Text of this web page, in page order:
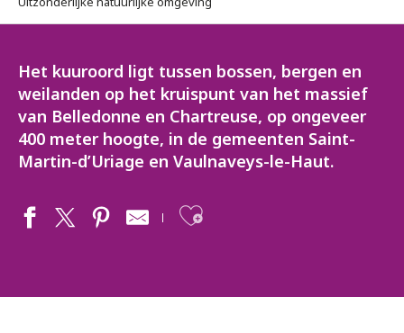
Het kuuroord ligt tussen bossen, bergen en
weilanden op het kruispunt van het massief
van Belledonne en Chartreuse, op ongeveer
400 meter hoogte, in de gemeenten Saint-
Martin-d’Uriage en Vaulnaveys-le-Haut.
Ajouter aux